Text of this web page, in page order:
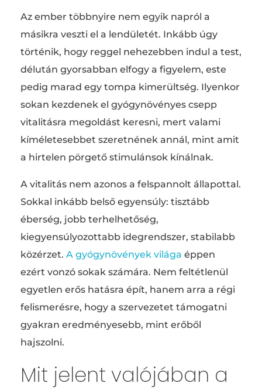
Az ember többnyire nem egyik napról a
másikra veszti el a lendületét. Inkább úgy
történik, hogy reggel nehezebben indul a test,
délután gyorsabban elfogy a figyelem, este
pedig marad egy tompa kimerültség. Ilyenkor
sokan kezdenek el gyógynövényes csepp
vitalitásra megoldást keresni, mert valami
kíméletesebbet szeretnének annál, mint amit
a hirtelen pörgető stimulánsok kínálnak.
A vitalitás nem azonos a felspannolt állapottal.
Sokkal inkább belső egyensúly: tisztább
éberség, jobb terhelhetőség,
kiegyensúlyozottabb idegrendszer, stabilabb
közérzet. A gyógynövények világa éppen
ezért vonzó sokak számára. Nem feltétlenül
egyetlen erős hatásra épít, hanem arra a régi
felismerésre, hogy a szervezetet támogatni
gyakran eredményesebb, mint erőből
hajszolni.
Mit jelent valójában a